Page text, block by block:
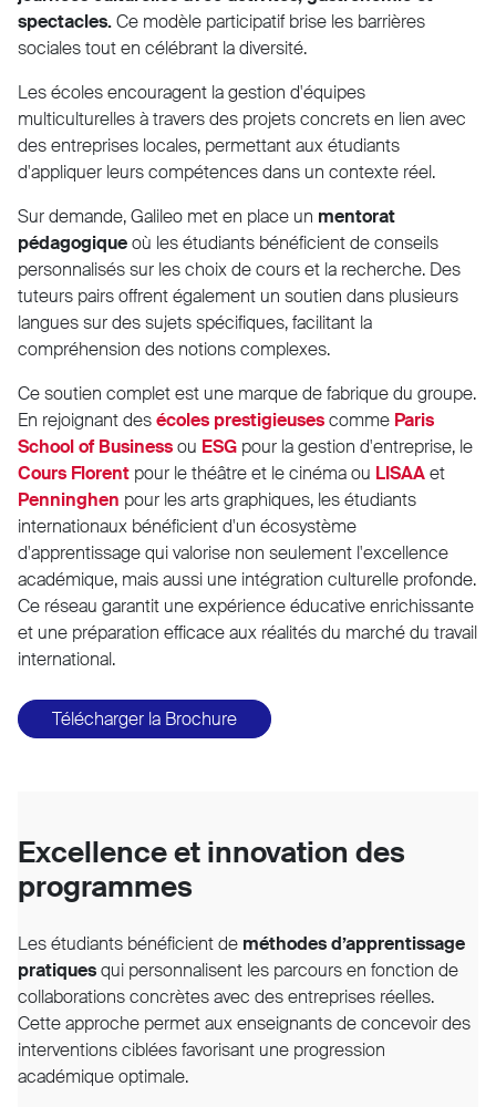
spectacles.Ce modèle participatif brise les barrières
sociales tout en célébrant la diversité.
Les écoles encouragent la gestion d'équipes
multiculturelles à travers des projets concrets en lien avec
des entreprises locales, permettant aux étudiants
d'appliquer leurs compétences dans un contexte réel.
Sur demande, Galileo met en place un mentorat
pédagogiqueoù les étudiants bénéficient de conseils
personnalisés sur les choix de cours et la recherche. Des
tuteurs pairs offrent également un soutien dans plusieurs
langues sur des sujets spécifiques, facilitant la
compréhension des notions complexes.
Ce soutien complet est une marque de fabrique du groupe.
En rejoignant desécoles prestigieusescomme Paris
School of Businessou ESG pour la gestion d'entreprise, le
Cours Florent pour le théâtre et le cinéma ou LISAAet
Penninghen pour les arts graphiques, les étudiants
internationaux bénéficient d'un écosystème
d'apprentissage qui valorise non seulement l'excellence
académique, mais aussi une intégration culturelle profonde.
Ce réseau garantit une expérience éducative enrichissante
et une préparation efficace aux réalités du marché du travail
international.
Télécharger la Brochure
Excellence et innovation des
programmes
Les étudiants bénéficient de méthodes d’apprentissage
pratiquesqui personnalisent les parcours en fonction de
collaborations concrètes avec des entreprises réelles.
Cette approche permet aux enseignants de concevoir des
interventions ciblées favorisant une progression
académique optimale.